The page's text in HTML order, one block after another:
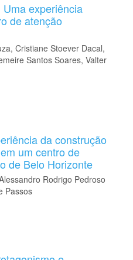
experiência
de atenção
Cristiane Stoever Dacal,
Santos Soares, Valter
da construção
um centro de
de Belo Horizonte
Rodrigo Pedroso
Passos